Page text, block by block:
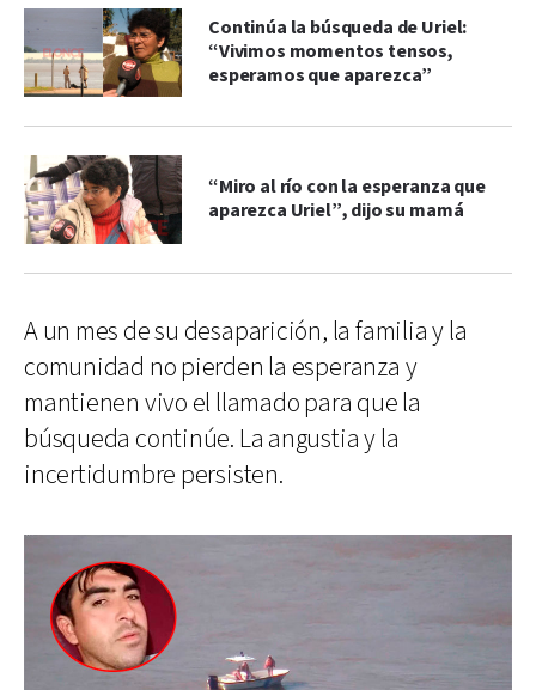
Continúa la búsqueda de Uriel:
“Vivimos momentos tensos,
esperamos que aparezca”
“Miro al río con la esperanza que
aparezca Uriel”, dijo su mamá
A un mes de su desaparición, la familia y la
comunidad no pierden la esperanza y
mantienen vivo el llamado para que la
búsqueda continúe. La angustia y la
incertidumbre persisten.